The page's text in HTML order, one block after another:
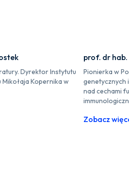
Dyrektor Instytutu
Kopernika w
prof. dr
Pionierka w
genetycznych
nad cechami
Zobacz